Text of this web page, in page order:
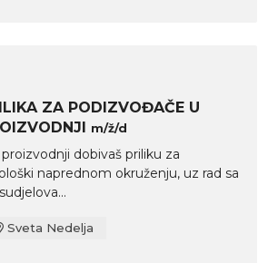
ZA PODIZVOĐAČE U
m/ž/d
dobivaš priliku za
naprednom okruženju, uz rad sa
Sveta Nedelja